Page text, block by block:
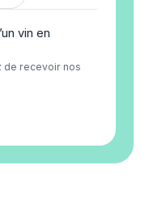
vin en
de recevoir nos